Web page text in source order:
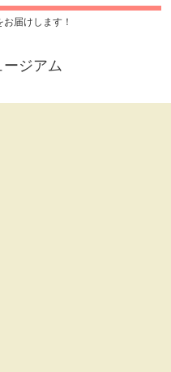
届けします！
ージアム